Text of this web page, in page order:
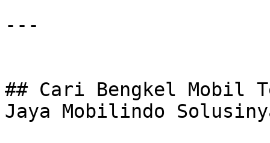
---
## Cari Bengkel Mobil
Jaya Mobilindo